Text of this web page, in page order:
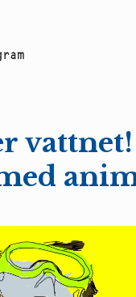
ram